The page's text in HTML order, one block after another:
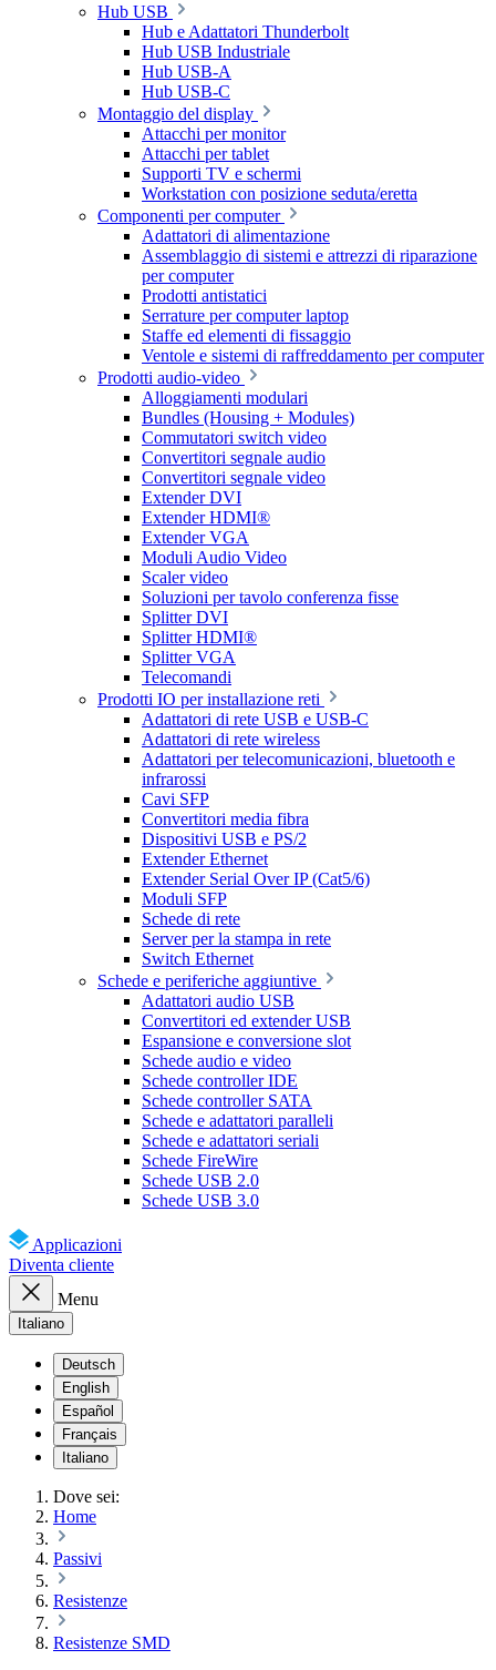
Hub USB
Hub e Adattatori Thunderbolt
Hub USB Industriale
Hub USB-A
Hub USB-C
Montaggio del display
Attacchi per monitor
Attacchi per tablet
Supporti TV e schermi
Workstation con posizione seduta/eretta
Componenti per computer
Adattatori di alimentazione
Assemblaggio di sistemi e attrezzi di riparazione
per computer
Prodotti antistatici
Serrature per computer laptop
Staffe ed elementi di fissaggio
Ventole e sistemi di raffreddamento per computer
Prodotti audio-video
Alloggiamenti modulari
Bundles (Housing + Modules)
Commutatori switch video
Convertitori segnale audio
Convertitori segnale video
Extender DVI
Extender HDMI®
Extender VGA
Moduli Audio Video
Scaler video
Soluzioni per tavolo conferenza fisse
Splitter DVI
Splitter HDMI®
Splitter VGA
Telecomandi
Prodotti IO per installazione reti
Adattatori di rete USB e USB-C
Adattatori di rete wireless
Adattatori per telecomunicazioni, bluetooth e
infrarossi
Cavi SFP
Convertitori media fibra
Dispositivi USB e PS/2
Extender Ethernet
Extender Serial Over IP (Cat5/6)
Moduli SFP
Schede di rete
Server per la stampa in rete
Switch Ethernet
Schede e periferiche aggiuntive
Adattatori audio USB
Convertitori ed extender USB
Espansione e conversione slot
Schede audio e video
Schede controller IDE
Schede controller SATA
Schede e adattatori paralleli
Schede e adattatori seriali
Schede FireWire
Schede USB 2.0
Schede USB 3.0
Applicazioni
Diventa cliente
Menu
Italiano
Deutsch
English
Español
Français
Italiano
Dove sei:
Home
Passivi
Resistenze
Resistenze SMD